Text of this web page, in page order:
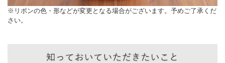
※リボンの色・形などが変更となる場合がございます。予めご了承くだ
さい。